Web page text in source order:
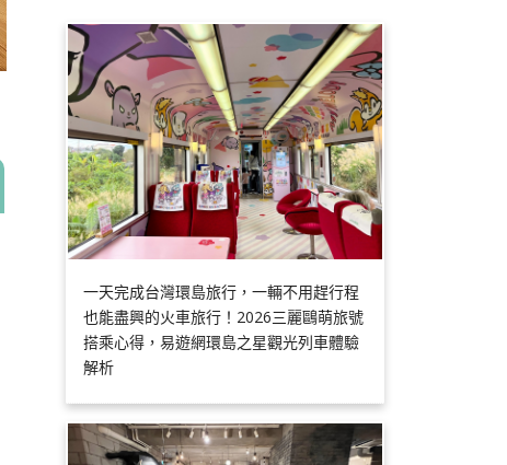
一天完成台灣環島旅行，一輛不用趕行程
也能盡興的火車旅行！2026三麗鷗萌旅號
搭乘心得，易遊網環島之星觀光列車體驗
解析